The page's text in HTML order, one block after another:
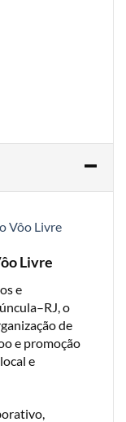
Livre
e
o
de
e promoção
e